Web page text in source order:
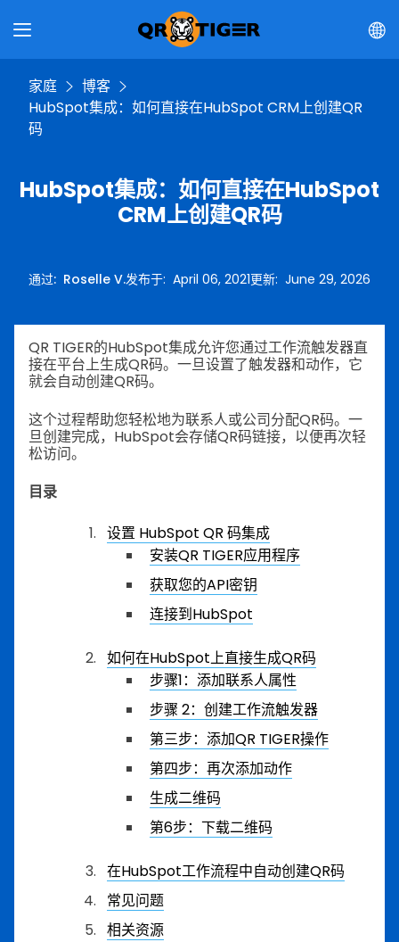
家庭
博客
HubSpot集成：如何直接在HubSpot CRM上创建QR
码
HubSpot集成：如何直接在HubSpot
CRM上创建QR码
通过: Roselle V.发布于: April 06, 2021更新: June 29, 2026
QR TIGER的HubSpot集成允许您通过工作流触发器直
接在平台上生成QR码。一旦设置了触发器和动作，它
就会自动创建QR码。
这个过程帮助您轻松地为联系人或公司分配QR码。一
旦创建完成，HubSpot会存储QR码链接，以便再次轻
松访问。
目录
设置 HubSpot QR 码集成
安装QR TIGER应用程序
获取您的API密钥
连接到HubSpot
如何在HubSpot上直接生成QR码
步骤1：添加联系人属性
步骤 2：创建工作流触发器
第三步：添加QR TIGER操作
第四步：再次添加动作
生成二维码
第6步：下载二维码
在HubSpot工作流程中自动创建QR码
常见问题
相关资源